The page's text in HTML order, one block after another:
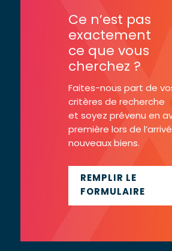
Ce n’est pas
exactement
ce que vous
cherchez ?
Faites-nous part de
critères de recherche
et soyez prévenu en
première lors de
nouveaux biens.
REMPLIR LE
FORMULAIRE